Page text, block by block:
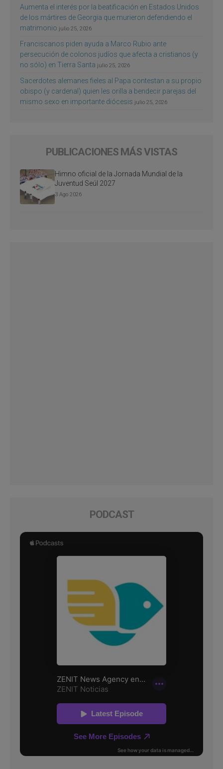
Aumenta el interés por la beatificación en Estados Unidos
de los mártires de Georgia que murieron defendiendo el
matrimonio julio 25, 2026
Franciscanos piden ayuda a Marco Rubio ante
persecución de colonos judíos que afecta a cristianos (y
no sólo) en Tierra Santa julio 25, 2026
Sacerdotes alemanes fieles al Papa contestan a su propio
obispo (y cardenal) quien les orilla a bendecir parejas del
mismo sexo en importante diócesis julio 25, 2026
PUBLICACIONES MÁS VISTAS
Himno oficial de la Jornada Mundial de la
Juventud Seúl 2027
3 Ago 2026
PODCAST